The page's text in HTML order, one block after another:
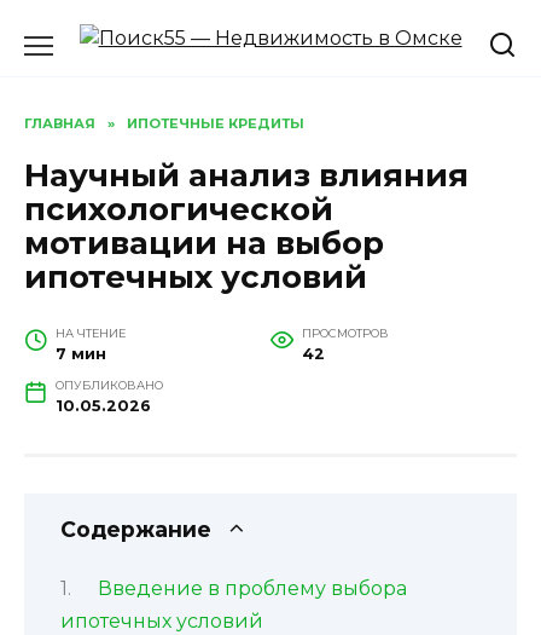
ГЛАВНАЯ » ИПОТЕЧНЫЕ КРЕДИТЫ
Научный анализ влияния
психологической
мотивации на выбор
ипотечных условий
НА ЧТЕНИЕ
7 мин
ПРОСМОТРОВ
42
ОПУБЛИКОВАНО
10.05.2026
Содержание
Введение в проблему выбора
ипотечных условий